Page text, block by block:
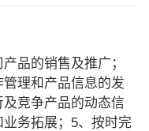
品的销售及推广；
理和产品信息的发
竞争产品的动态信
务拓展；5、按时完